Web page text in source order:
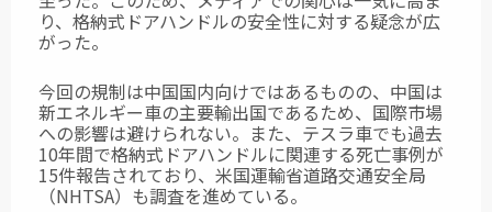
り、格納式ドアハンドルの安全性に対する疑念が広
がった。
今回の規制は中国国内向けではあるものの、中国は
新エネルギー車の主要輸出国であるため、国際市場
への影響は避けられない。また、テスラ車でも過去
10年間で格納式ドアハンドルに関連する死亡事例が
15件報告されており、米国運輸省道路交通安全局
（NHTSA）も調査を進めている。